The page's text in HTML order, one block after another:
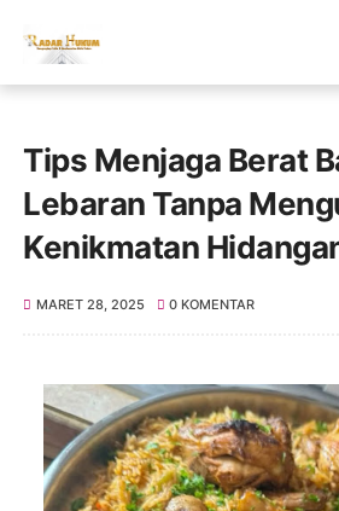
Tips Menjaga Berat
Lebaran Tanpa
Kenikmatan
MARET 28, 2025 0 KOMENTAR